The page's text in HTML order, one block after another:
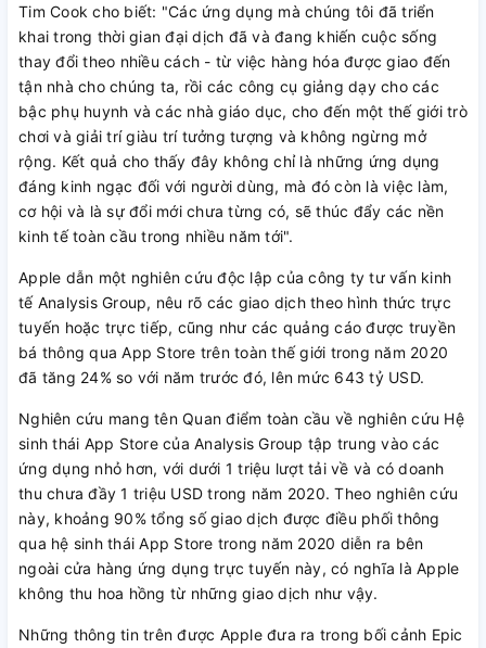
Tim Cook cho biết: "Các ứng dụng mà chúng tôi đã triển
khai trong thời gian đại dịch đã và đang khiến cuộc sống
thay đổi theo nhiều cách - từ việc hàng hóa được giao đến
tận nhà cho chúng ta, rồi các công cụ giảng dạy cho các
bậc phụ huynh và các nhà giáo dục, cho đến một thế giới trò
chơi và giải trí giàu trí tưởng tượng và không ngừng mở
rộng. Kết quả cho thấy đây không chỉ là những ứng dụng
đáng kinh ngạc đối với người dùng, mà đó còn là việc làm,
cơ hội và là sự đổi mới chưa từng có, sẽ thúc đẩy các nền
kinh tế toàn cầu trong nhiều năm tới".
Apple dẫn một nghiên cứu độc lập của công ty tư vấn kinh
tế Analysis Group, nêu rõ các giao dịch theo hình thức trực
tuyến hoặc trực tiếp, cũng như các quảng cáo được truyền
bá thông qua App Store trên toàn thế giới trong năm 2020
đã tăng 24% so với năm trước đó, lên mức 643 tỷ USD.
Nghiên cứu mang tên Quan điểm toàn cầu về nghiên cứu Hệ
sinh thái App Store của Analysis Group tập trung vào các
ứng dụng nhỏ hơn, với dưới 1 triệu lượt tải về và có doanh
thu chưa đầy 1 triệu USD trong năm 2020. Theo nghiên cứu
này, khoảng 90% tổng số giao dịch được điều phối thông
qua hệ sinh thái App Store trong năm 2020 diễn ra bên
ngoài cửa hàng ứng dụng trực tuyến này, có nghĩa là Apple
không thu hoa hồng từ những giao dịch như vậy.
Những thông tin trên được Apple đưa ra trong bối cảnh Epic